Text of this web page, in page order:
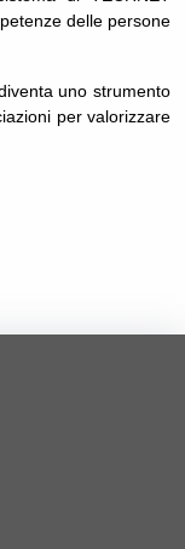
delle persone
uno strumento
per valorizzare